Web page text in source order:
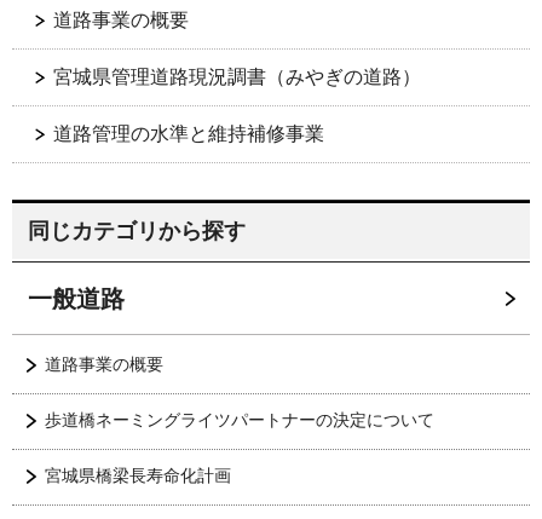
道路事業の概要
宮城県管理道路現況調書（みやぎの道路）
道路管理の水準と維持補修事業
同じカテゴリから探す
一般道路
道路事業の概要
歩道橋ネーミングライツパートナーの決定について
宮城県橋梁長寿命化計画